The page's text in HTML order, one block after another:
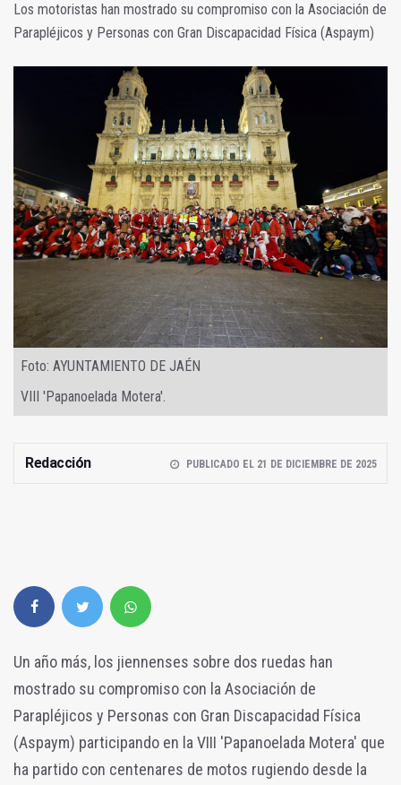
Los motoristas han mostrado su compromiso con la Asociación de
Parapléjicos y Personas con Gran Discapacidad Física (Aspaym)
Foto: AYUNTAMIENTO DE JAÉN
VIII 'Papanoelada Motera'.
Redacción PUBLICADO EL 21 DE DICIEMBRE DE 2025
Un año más, los jiennenses sobre dos ruedas han
mostrado su compromiso con la Asociación de
Parapléjicos y Personas con Gran Discapacidad Física
(Aspaym) participando en la VIII 'Papanoelada Motera' que
ha partido con centenares de motos rugiendo desde la